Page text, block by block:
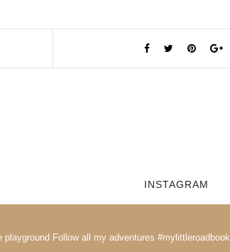
INSTAGRAM
playground Follow all my adventures #mylittleroadbook